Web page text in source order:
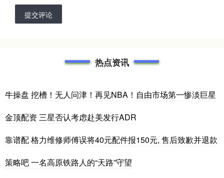
提交评论
热点资讯
牛操盘 挖槽！无人问津！再见NBA！自由市场第一惨淡巨星
金顶配资 三星否认考虑赴美发行ADR
靠谱配 格力维修师傅误将40元配件报150元, 售后致歉并退款
策略吧 一名高原铁路人的“天路”守望